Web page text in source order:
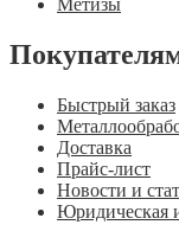
Быстрый заказ
Доставка
Прайс-лист
Новости и
Юридическая